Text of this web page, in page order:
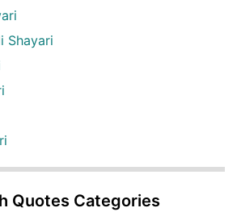
Shayari
Quotes Categories